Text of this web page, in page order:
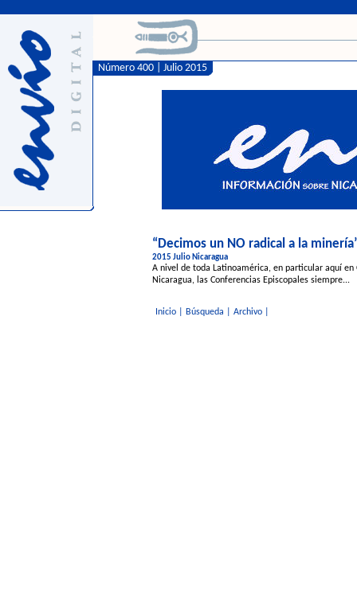
Número 400 | Julio 2015
“Decimos un NO radical a la
2015 Julio Nicaragua
A nivel de toda Latinoamérica, en particular aquí en
Nicaragua, las Conferencias Episcopales siempre...
Inicio| Búsqueda Archivo|